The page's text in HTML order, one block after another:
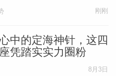
刚刚
中的定海神针，这四
凭踏实实力圈粉
8月3日